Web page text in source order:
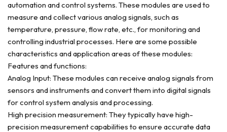
automation and control systems. These modules are used to
measure and collect various analog signals, such as
temperature, pressure, flow rate, etc., for monitoring and
controlling industrial processes. Here are some possible
characteristics and application areas of these modules:
Features and functions:
Analog Input: These modules can receive analog signals from
sensors and instruments and convert them into digital signals
for control system analysis and processing.
High precision measurement: They typically have high-
precision measurement capabilities to ensure accurate data